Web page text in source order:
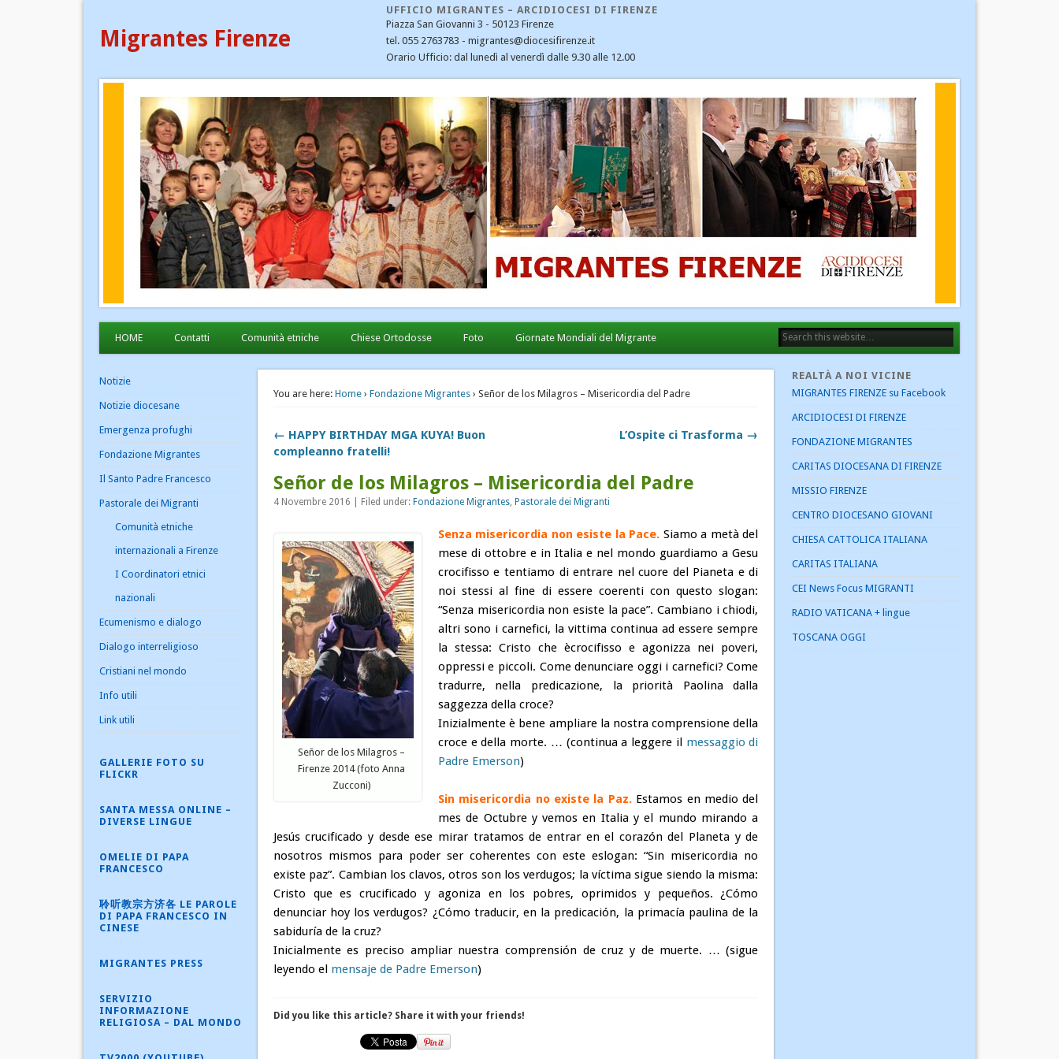
Migrantes Firenze
UFFICIO MIGRANTES – ARCIDIOCESI DI FIRENZE
Piazza San Giovanni 3 - 50123 Firenze
tel. 055 2763783 - migrantes@diocesifirenze.it
Orario Ufficio: dal lunedì al venerdì dalle 9.30 alle 12.00
Cristiani nel mondo
Dialogo interreligioso
Ecumenismo e dialogo
Emergenza profughi
Fondazione Migrantes
Il Santo Padre Francesco – notizie
Immigrazione
Notizie diocesane
Senza categoria
HOME Contatti Comunità etniche Chiese Ortodosse Foto Giornate Mondiali del Migrante
You are here: Home› Fondazione Migrantes› Señor de los Milagros – Misericordia del Padre
← HAPPY BIRTHDAY MGA KUYA! Buon
compleanno fratelli!
L’Ospite ci Trasforma →
Señor de los Milagros – Misericordia del Padre
4 Novembre 2016 | Filed under: Fondazione Migrantes, Pastorale dei Migranti
Señor de los Milagros –
Firenze 2014 (foto Anna
Zucconi)
Senza misericordia non esiste la Pace. Siamo a metà del
mese di ottobre e in Italia e nel mondo guardiamo a Gesu
crocifisso e tentiamo di entrare nel cuore del Pianeta e di
noi stessi al fine di essere coerenti con questo slogan:
“Senza misericordia non esiste la pace”. Cambiano i chiodi,
altri sono i carnefici, la vittima continua ad essere sempre
la stessa: Cristo che ècrocifisso e agonizza nei poveri,
oppressi e piccoli. Come denunciare oggi i carnefici? Come
tradurre, nella predicazione, la priorità Paolina dalla
saggezza della croce?
Inizialmente è bene ampliare la nostra comprensione della
croce e della morte. … (continua a leggere il messaggio di
Padre Emerson)
Sin misericordia no existe la Paz. Estamos en medio del
mes de Octubre y vemos en Italia y el mundo mirando a
Jesúscrucificado y desde ese mirar tratamos de entrar en el corazóndel Planeta y de
nosotros mismos para poder ser coherentes con este eslogan: “Sin misericordia no
existe paz”. Cambian los clavos, otros son los verdugos; la víctima sigue siendo la misma:
Cristo que es crucificado y agoniza en los pobres, oprimidos y pequeños. ¿Cómo
denunciar hoy los verdugos? ¿Cómo traducir, en la predicación, la primacía paulina de la
sabiduría de la cruz?
Inicialmente es preciso ampliar nuestra comprensión de cruz y de muerte. … (sigue
leyendo el mensaje de Padre Emerson)
Did you like this article? Share it with your friends!
Notizie
Notizie diocesane
Emergenza profughi
Fondazione Migrantes
Il Santo Padre Francesco
Pastorale dei Migranti
Comunità etniche
internazionali a Firenze
I Coordinatori etnici
nazionali
Ecumenismo e dialogo
Dialogo interreligioso
Cristiani nel mondo
Info utili
Link utili
GALLERIE FOTO SU
FLICKR
SANTA MESSA ONLINE –
DIVERSE LINGUE
OMELIE DI PAPA
FRANCESCO
聆听教宗方济各 LE PAROLE
DI PAPA FRANCESCO IN
CINESE
MIGRANTES PRESS
SERVIZIO
INFORMAZIONE
RELIGIOSA – DAL MONDO
REALTÀ A NOI VICINE
MIGRANTES FIRENZE su Facebook
ARCIDIOCESI DI FIRENZE
FONDAZIONE MIGRANTES
CARITAS DIOCESANA DI FIRENZE
MISSIO FIRENZE
CENTRO DIOCESANO GIOVANI
CHIESA CATTOLICA ITALIANA
CARITAS ITALIANA
CEI News Focus MIGRANTI
RADIO VATICANA + lingue
TOSCANA OGGI